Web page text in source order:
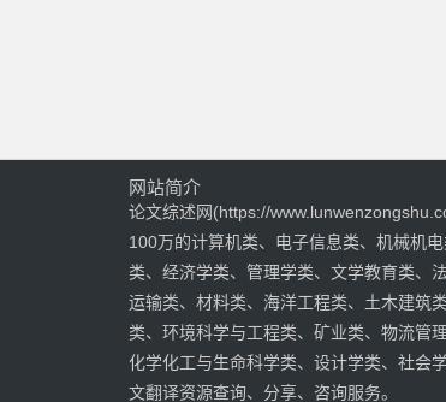
网站简介
论文综述网(https://
100万的计算机类、电子信息类、机械机
类、经济学类、管理学类、文学教育类、
运输类、材料类、海洋工程类、土木建筑
类、环境科学与工程类、矿业类、物流管理
化学化工与生命科学类、设计学类、社会
文翻译资源查询、分享、咨询服务。